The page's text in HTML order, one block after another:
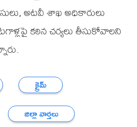
అటవీ శాఖ అధికారులు
కఠిన చర్యలు తీసుకోవాలని
క్రైమ్
జిల్లా వార్తలు